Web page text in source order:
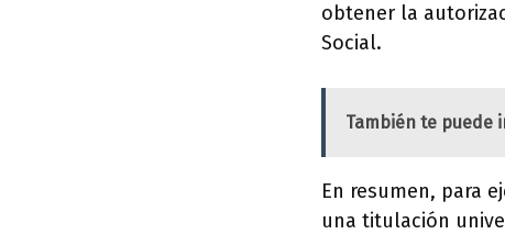
obtener la
Social.
También te puede
En resumen, para
una titulación